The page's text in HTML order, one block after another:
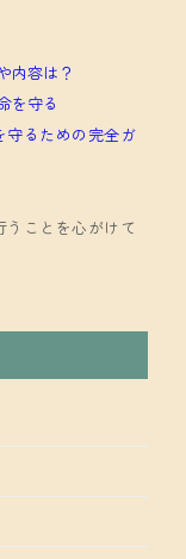
内容は？
を守る
守るための完全ガ
ことを心がけて